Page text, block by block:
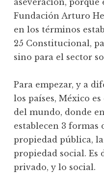
aseveración,
Fundación Arturo
en los términos
25 Constitucional,
sino para el sector
Para empezar, y a
los países, México
del mundo, donde
establecen 3 formas
propiedad pública,
propiedad social. Es
privado, y lo social.